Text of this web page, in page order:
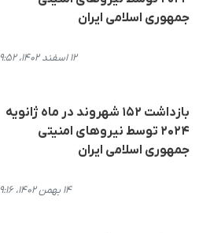
جمهوری اسلامی ایران
۱۲ اسفند ۱۴۰۲، ۰۹:۵۲
بازداشت ۱۵۲ شهروند در ماه ژانویه
۲۰۲۴ توسط نیروهای امنیتی
جمهوری اسلامی ایران
۱۴ بهمن ۱۴۰۲، ۰۹:۱۶